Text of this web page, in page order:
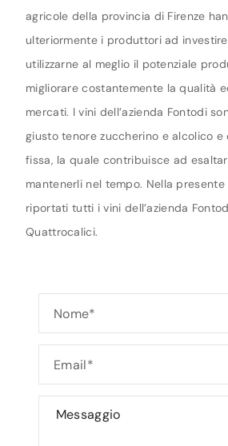
agricole della provincia di Firenze
ulteriormente i produttori ad
utilizzarne al meglio il potenziale
migliorare costantemente la qualità
mercati. I vini dell’azienda Fontodi
giusto tenore zuccherino e alcolico
fissa, la quale contribuisce ad
mantenerli nel tempo. Nella
riportati tutti i vini dell’azienda
Quattrocalici.